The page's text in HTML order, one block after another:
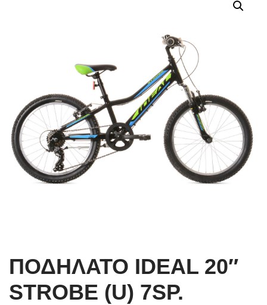
ΠΟΔΗΛΑΤΟ IDEAL 20″
STROBE (U) 7SP.